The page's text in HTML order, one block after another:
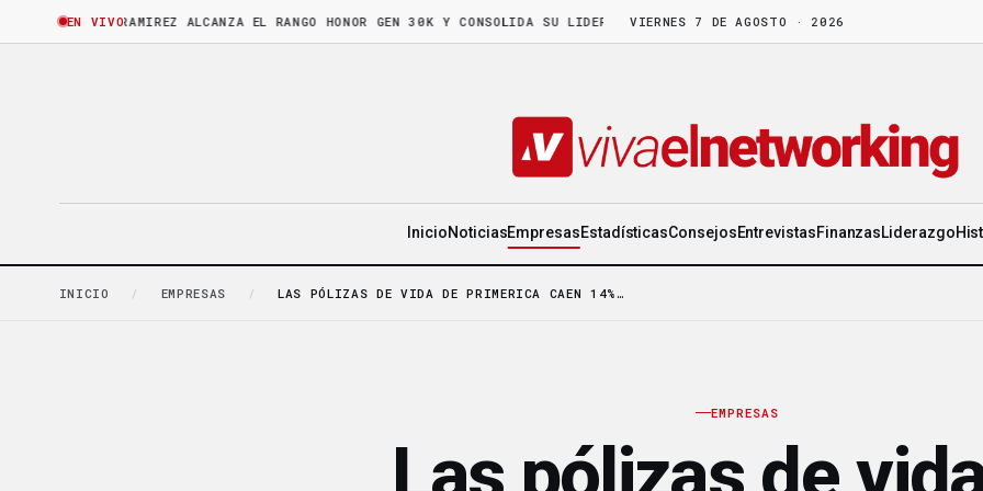
EN VIVO
BRUNO RAMIREZ ALCANZA EL RANGO HONOR GEN 30K Y CONSOLIDA SU LIDERAZGO EN WORLD GEN ·LA FRUTA MADURA NO ESPERA: HAY
VIERNES 7 DE AGOSTO · 2026
InicioNoticiasEmpresasEstadísticasConsejosEntrevistasFinanzasLiderazgo
INICIO / EMPRESAS / LAS PÓLIZAS DE VIDA DE PRIMERICA CAEN 14%…
EMPRESAS